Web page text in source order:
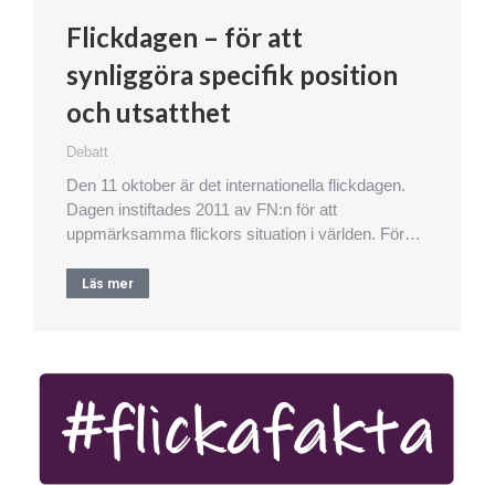
Flickdagen – för att
synliggöra specifik position
och utsatthet
Debatt
Den 11 oktober är det internationella flickdagen.
Dagen instiftades 2011 av FN:n för att
uppmärksamma flickors situation i världen. För…
Läs mer